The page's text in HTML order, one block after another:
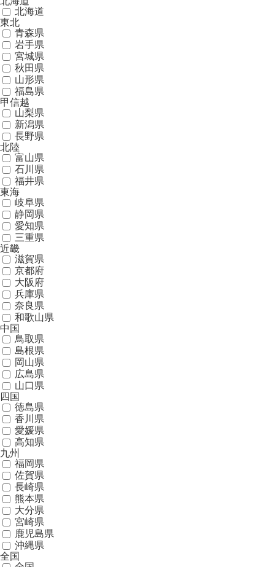
北海道
東北
青森県
岩手県
宮城県
秋田県
山形県
福島県
甲信越
山梨県
新潟県
長野県
北陸
富山県
石川県
福井県
東海
岐阜県
静岡県
愛知県
三重県
近畿
滋賀県
京都府
大阪府
兵庫県
奈良県
和歌山県
中国
鳥取県
島根県
岡山県
広島県
山口県
四国
徳島県
香川県
愛媛県
高知県
九州
福岡県
佐賀県
長崎県
熊本県
大分県
宮崎県
鹿児島県
沖縄県
全国